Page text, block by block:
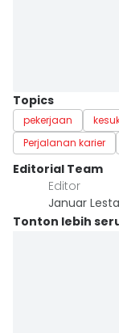
Topics
pekerjaan
Perjalanan karier
Editorial Team
Editor
Januar
Tonton lebih